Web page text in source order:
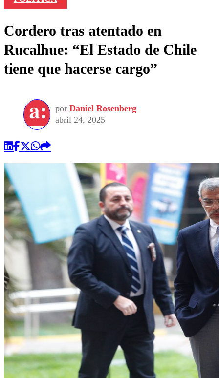
Cordero tras atentado en
Rucalhue: “El Estado de Chile
tiene que hacerse cargo”
por Daniel Rosenberg
abril 24, 2025